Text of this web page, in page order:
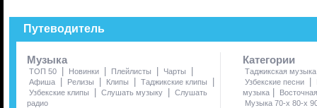
Путеводитель
Музыка
ТОП 50 | Новинки | Плейлисты | Чарты |
Афиша | Релизы | Клипы | Таджикские клипы |
Узбекские клипы | Слушать музыку | Слушать
радио
Категории
Таджикская музыка
Узбекские песни
|
музыка |
Музыка 70-х 80-х